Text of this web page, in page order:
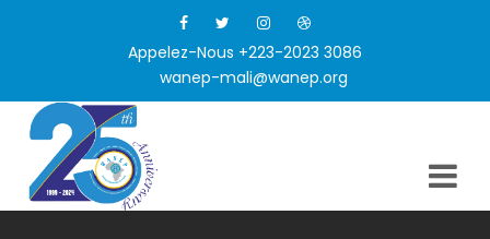
Appelez-Nous +223-2023 3086
wanep-mali@wanep.org